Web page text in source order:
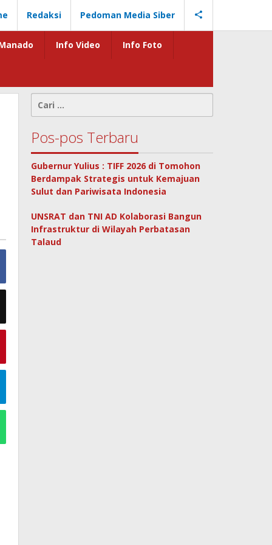
Redaksi Pedoman Media Siber
Info Video Info Foto
untuk:
Pos-pos Terbaru
Gubernur Yulius : TIFF 2026 di Tomohon
Berdampak Strategis untuk Kemajuan
Sulut dan Pariwisata Indonesia
UNSRAT dan TNI AD Kolaborasi Bangun
Infrastruktur di Wilayah Perbatasan
Talaud